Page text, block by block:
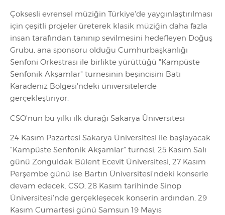
Çoksesli evrensel müziğin Türkiye'de yaygınlaştırılması
için çeşitli projeler üreterek klasik müziğin daha fazla
insan tarafından tanınıp sevilmesini hedefleyen Doğuş
Grubu, ana sponsoru olduğu Cumhurbaşkanlığı
Senfoni Orkestrası ile birlikte yürüttüğü "Kampüste
Senfonik Akşamlar" turnesinin beşincisini Batı
Karadeniz Bölgesi'ndeki üniversitelerde
gerçekleştiriyor.
CSO'nun bu yılki ilk durağı Sakarya Üniversitesi
24 Kasım Pazartesi Sakarya Üniversitesi ile başlayacak
"Kampüste Senfonik Akşamlar" turnesi, 25 Kasım Salı
günü Zonguldak Bülent Ecevit Üniversitesi, 27 Kasım
Perşembe günü ise Bartın Üniversitesi'ndeki konserle
devam edecek. CSO, 28 Kasım tarihinde Sinop
Üniversitesi'nde gerçekleşecek konserin ardından, 29
Kasım Cumartesi günü Samsun 19 Mayıs